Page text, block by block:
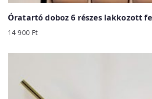
Óratartó doboz 6 részes lakkozott
14 900 Ft